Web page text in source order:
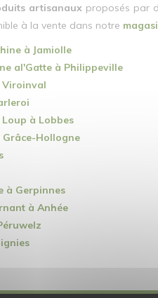
artisanaux proposés par
à la vente dans notre
à Jamiolle
al'Gatte à Philippeville
Viroinval
à Lobbes
Hollogne
à Gerpinnes
à Anhée